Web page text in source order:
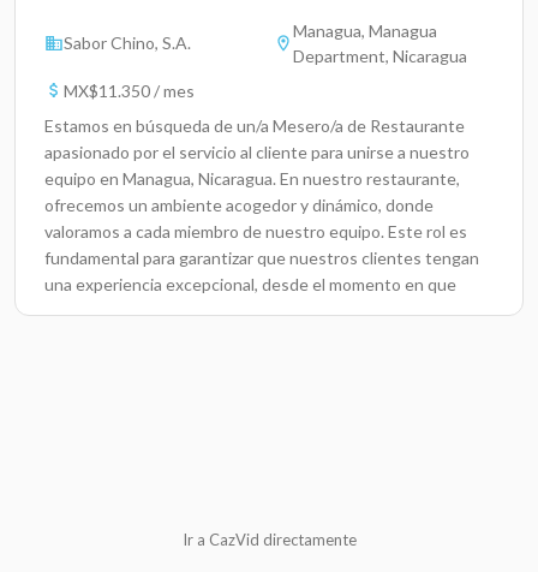
Sabor Chino, S.A.
Managua, Managua
Department, Nicaragua
MX$11.350 / mes
Estamos en búsqueda de un/a Mesero/a de Restaurante
apasionado por el servicio al cliente para unirse a nuestro
equipo en Managua, Nicaragua. En nuestro restaurante,
ofrecemos un ambiente acogedor y dinámico, donde
valoramos a cada miembro de nuestro equipo. Este rol es
fundamental para garantizar que nuestros clientes tengan
una experiencia excepcional, desde el momento en que
llegan hasta que se van. Te invitamos a postularte si tienes
de manera efectiva.Colaborar con el personal de cocina para
Ir a CazVid directamente